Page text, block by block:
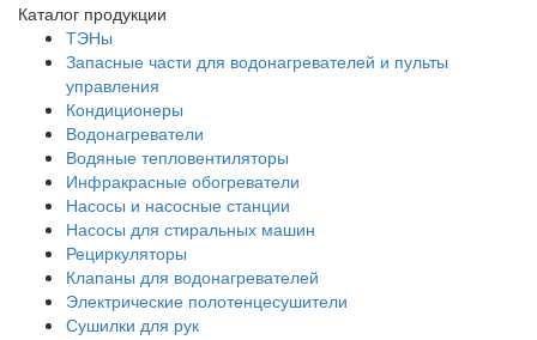
Каталог продукции
ТЭНы
Запасные части для водонагревателей и пульты
управления
Кондиционеры
Водонагреватели
Водяные тепловентиляторы
Инфракрасные обогреватели
Насосы и насосные станции
Насосы для стиральных машин
Рециркуляторы
Клапаны для водонагревателей
Электрические полотенцесушители
Сушилки для рук